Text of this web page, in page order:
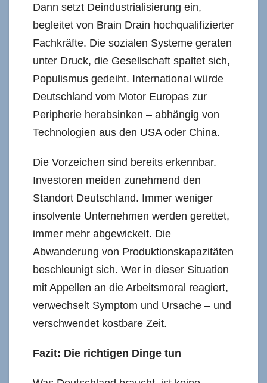
Dann setzt Deindustrialisierung ein,
begleitet von Brain Drain hochqualifizierter
Fachkräfte. Die sozialen Systeme geraten
unter Druck, die Gesellschaft spaltet sich,
Populismus gedeiht. International würde
Deutschland vom Motor Europas zur
Peripherie herabsinken – abhängig von
Technologien aus den USA oder China.
Die Vorzeichen sind bereits erkennbar.
Investoren meiden zunehmend den
Standort Deutschland. Immer weniger
insolvente Unternehmen werden gerettet,
immer mehr abgewickelt. Die
Abwanderung von Produktionskapazitäten
beschleunigt sich. Wer in dieser Situation
mit Appellen an die Arbeitsmoral reagiert,
verwechselt Symptom und Ursache – und
verschwendet kostbare Zeit.
Fazit: Die richtigen Dinge tun